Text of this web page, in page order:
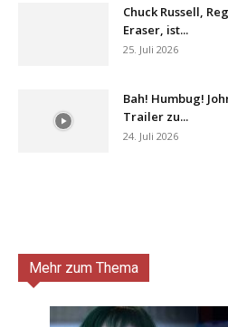
Chuck Russell,
Eraser, ist...
25. Juli 2026
Bah! Humbug!
Trailer zu...
24. Juli 2026
Mehr zum Thema